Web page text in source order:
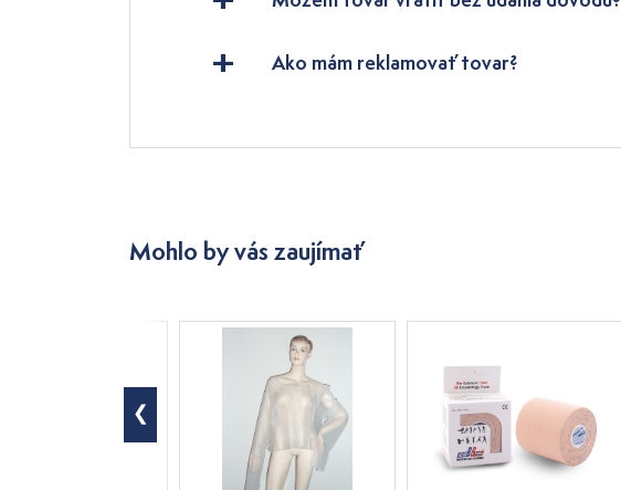
Ako mám reklamovať tovar?
Mohlo by vás zaujímať